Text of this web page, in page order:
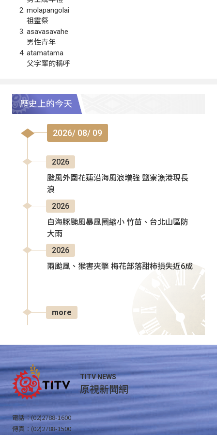
molapangolai
祖靈祭
asavasavahe
男性青年
atamatama
父字輩的稱呼
歷史上的今天
2026/ 08/ 09
2026
颱風外圍花蓮沿海風浪增強 鹽寮漁港現長
浪
2026
白海豚颱風暴風圈縮小 竹苗、台北山區防
大雨
2026
兩颱風、猴害夾擊 梅花部落甜柿損失近6成
more
TITV NEWS
原視新聞網
電話：(02)2788-1600
傳真：(02)2788-1500